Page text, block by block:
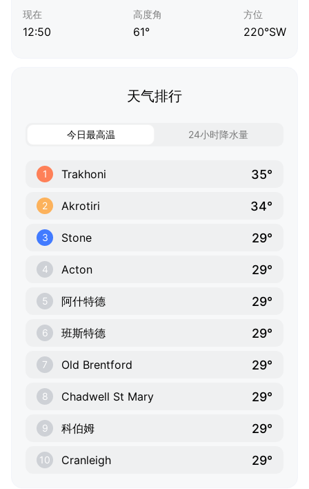
现在
12:50
高度角
61°
方位
220°SW
天气排行
今日最高温 24小时降水量
1 Trakhoni 35°
2 Akrotiri 34°
3 Stone 29°
4 Acton 29°
5 阿什特德 29°
6 班斯特德 29°
7 Old Brentford 29°
8 Chadwell St Mary 29°
9 科伯姆 29°
10 Cranleigh 29°